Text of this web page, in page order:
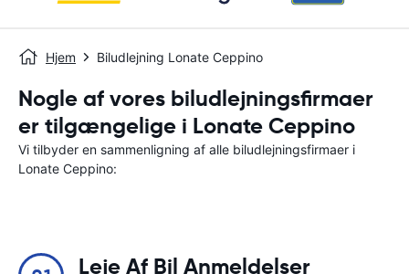
Hjem Biludlejning Lonate Ceppino
Nogle af vores biludlejningsfirmaer
er tilgængelige i Lonate Ceppino
Vi tilbyder en sammenligning af alle biludlejningsfirmaer i
Lonate Ceppino:
Leje Af Bil Anmeldelser